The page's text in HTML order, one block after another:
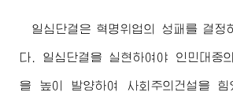
일심단결은 혁명위업의 성패를 결정
다. 일심단결을 실현하여야 인민대중
을 높이 발양하여 사회주의건설을 힘